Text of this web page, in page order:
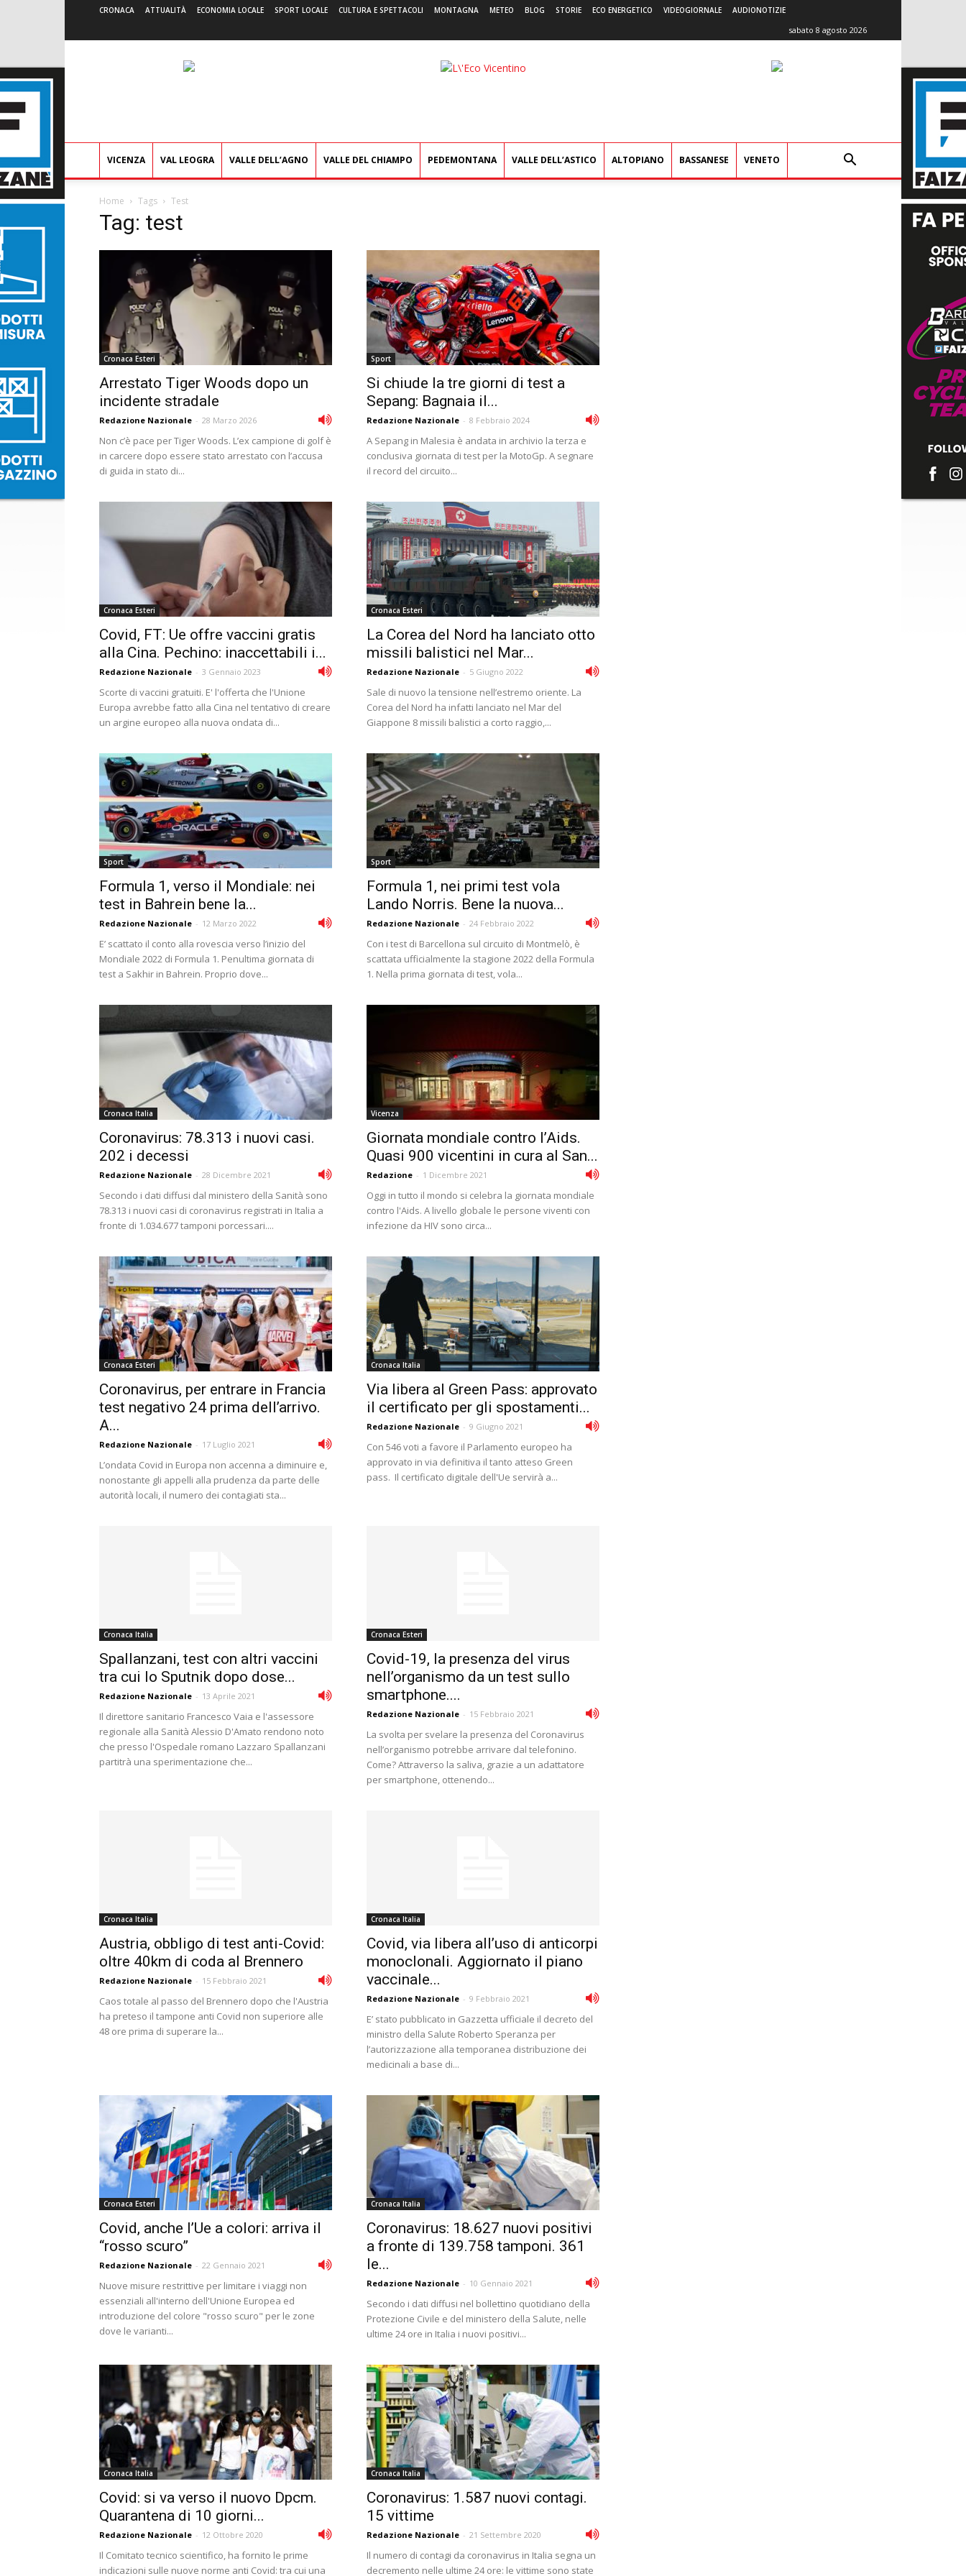
CRONACA ATTUALITÀ ECONOMIA LOCALE SPORT LOCALE CULTURA E SPETTACOLI MONTAGNA METEO BLOG STORIE ECO ENERGETICO VIDEOGIORNALE AUDIONOTIZIE
sabato 8 agosto 2026
L'Eco
VICENZA VAL LEOGRA VALLE DELL’AGNO VALLE DEL CHIAMPO PEDEMONTANA VALLE DELL’ASTICO ALTOPIANO BASSANESE VENETO
Home Tags Test
Tag: test
Cronaca Esteri
Arrestato Tiger Woods dopo un
incidente stradale
Redazione Nazionale - 28 Marzo 2026
Non c’è pace per Tiger Woods. L’ex campione di golf è
in carcere dopo essere stato arrestato con l’accusa
di guida in stato di...
Sport
Si chiude la tre giorni di test a
Sepang: Bagnaia il...
Redazione Nazionale - 8 Febbraio 2024
A Sepang in Malesia è andata in archivio la terza e
conclusiva giornata di test per la MotoGp. A segnare
il record del circuito...
Cronaca Esteri
Covid, FT: Ue offre vaccini gratis
alla Cina. Pechino: inaccettabili i...
Redazione Nazionale - 3 Gennaio 2023
Scorte di vaccini gratuiti. E' l'offerta che l'Unione
Europa avrebbe fatto alla Cina nel tentativo di creare
un argine europeo alla nuova ondata di...
Cronaca Esteri
La Corea del Nord ha lanciato otto
missili balistici nel Mar...
Redazione Nazionale - 5 Giugno 2022
Sale di nuovo la tensione nell’estremo oriente. La
Corea del Nord ha infatti lanciato nel Mar del
Giappone 8 missili balistici a corto raggio,...
Sport
Formula 1, verso il Mondiale: nei
test in Bahrein bene la...
Redazione Nazionale - 12 Marzo 2022
E’ scattato il conto alla rovescia verso l’inizio del
Mondiale 2022 di Formula 1. Penultima giornata di
test a Sakhir in Bahrein. Proprio dove...
Sport
Formula 1, nei primi test vola
Lando Norris. Bene la nuova...
Redazione Nazionale - 24 Febbraio 2022
Con i test di Barcellona sul circuito di Montmelò, è
scattata ufficialmente la stagione 2022 della Formula
1. Nella prima giornata di test, vola...
Cronaca Italia
Coronavirus: 78.313 i nuovi casi.
202 i decessi
Redazione Nazionale - 28 Dicembre 2021
Secondo i dati diffusi dal ministero della Sanità sono
78.313 i nuovi casi di coronavirus registrati in Italia a
fronte di 1.034.677 tamponi porcessari....
Vicenza
Giornata mondiale contro l’Aids.
Quasi 900 vicentini in cura al San...
Redazione - 1 Dicembre 2021
Oggi in tutto il mondo si celebra la giornata mondiale
contro l'Aids. A livello globale le persone viventi con
infezione da HIV sono circa...
Cronaca Esteri
Coronavirus, per entrare in Francia
test negativo 24 prima dell’arrivo.
A...
Redazione Nazionale - 17 Luglio 2021
L’ondata Covid in Europa non accenna a diminuire e,
nonostante gli appelli alla prudenza da parte delle
autorità locali, il numero dei contagiati sta...
Cronaca Italia
Via libera al Green Pass: approvato
il certificato per gli spostamenti...
Redazione Nazionale - 9 Giugno 2021
Con 546 voti a favore il Parlamento europeo ha
approvato in via definitiva il tanto atteso Green
pass. Il certificato digitale dell'Ue servirà a...
Cronaca Italia
Spallanzani, test con altri vaccini
tra cui lo Sputnik dopo dose...
Redazione Nazionale - 13 Aprile 2021
Il direttore sanitario Francesco Vaia e l'assessore
regionale alla Sanità Alessio D'Amato rendono noto
che presso l'Ospedale romano Lazzaro Spallanzani
partitrà una sperimentazione che...
Cronaca Esteri
Covid-19, la presenza del virus
nell’organismo da un test sullo
smartphone....
Redazione Nazionale - 15 Febbraio 2021
La svolta per svelare la presenza del Coronavirus
nell’organismo potrebbe arrivare dal telefonino.
Come? Attraverso la saliva, grazie a un adattatore
per smartphone, ottenendo...
Cronaca Italia
Austria, obbligo di test anti-Covid:
oltre 40km di coda al Brennero
Redazione Nazionale - 15 Febbraio 2021
Caos totale al passo del Brennero dopo che l'Austria
ha preteso il tampone anti Covid non superiore alle
48 ore prima di superare la...
Cronaca Italia
Covid, via libera all’uso di anticorpi
monoclonali. Aggiornato il piano
vaccinale...
Redazione Nazionale - 9 Febbraio 2021
E’ stato pubblicato in Gazzetta ufficiale il decreto del
ministro della Salute Roberto Speranza per
l’autorizzazione alla temporanea distribuzione dei
medicinali a base di...
Cronaca Esteri
Covid, anche l’Ue a colori: arriva il
“rosso scuro”
Redazione Nazionale - 22 Gennaio 2021
Nuove misure restrittive per limitare i viaggi non
essenziali all'interno dell'Unione Europea ed
introduzione del colore "rosso scuro" per le zone
dove le varianti...
Cronaca Italia
Coronavirus: 18.627 nuovi positivi
a fronte di 139.758 tamponi. 361
le...
Redazione Nazionale - 10 Gennaio 2021
Secondo i dati diffusi nel bollettino quotidiano della
Protezione Civile e del ministero della Salute, nelle
ultime 24 ore in Italia i nuovi positivi...
Cronaca Italia
Covid: si va verso il nuovo Dpcm.
Quarantena di 10 giorni...
Redazione Nazionale - 12 Ottobre 2020
Il Comitato tecnico scientifico, ha fornito le prime
indicazioni sulle nuove norme anti Covid: tra cui una
Cronaca Italia
Coronavirus: 1.587 nuovi contagi.
15 vittime
Redazione Nazionale - 21 Settembre 2020
Il numero di contagi da coronavirus in Italia segna un
decremento nelle ultime 24 ore: le vittime sono state